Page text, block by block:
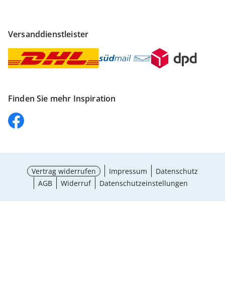
Versanddienstleister
Finden Sie mehr Inspiration
Vertrag widerrufen Impressum
Datenschutz
AGB
Widerruf Datenschutzeinstellungen